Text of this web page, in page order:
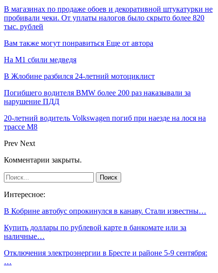
В магазинах по продаже обоев и декоративной штукатурки не
пробивали чеки. От уплаты налогов было скрыто более 820
тыс. рублей
Вам также могут понравиться Еще от автора
На М1 сбили медведя
В Жлобине разбился 24-летний мотоциклист
Погибшего водителя BMW более 200 раз наказывали за
нарушение ПДД
20-летний водитель Volkswagen погиб при наезде на лося на
трассе М8
Prev Next
Комментарии закрыты.
Интересное:
В Кобрине автобус опрокинулся в канаву. Стали известны…
Купить доллары по рублевой карте в банкомате или за
наличные…
Отключения электроэнергии в Бресте и районе 5-9 сентября:
…